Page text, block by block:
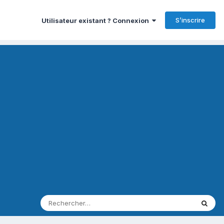
Utilisateur existant ? Connexion S’inscrire